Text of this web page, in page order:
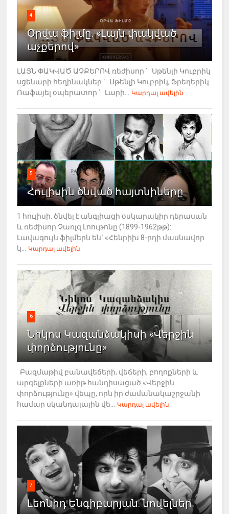
4
Օրվա ֆիլմը. «Լայն փակված
աչքերով»
ԼԱՅՆ ՓԱԿՎԱԾ ԱՉՔԵՐՈՎ ռեժիսոր ՝ Սթենլի Կուբրիկ
սցենարի հեղինակներ ՝ Սթենլի Կուբրիկ, Ֆրեդերիկ
Ռաֆայել օպերատոր ՝ Լարի...
Կարդալ ավելին
5
Հուլիսին ծնված հայտնիները
1 հուլիսի. ծնվել է անգլիացի օսկարակիր դերասան
և ռեժիսոր Չառլզ Լոութոնը (1899-1962թթ):
Լավագույն ֆիլմերն են` «Հենրիխ 8-րդի մասնավոր
կ...
Կարդալ ավելին
6
Նիկոս Կազանձակիսի «Վերջին
փորձությունը»
Բազմաթիվ բանավեճերի, վեճերի, բողոքների և
արգելքների առիթ հանդիսացած «Վերջին
փորձությունը» վեպը, որն իր ժամանակաշրջանի
համար սկանդալային վե...
Կարդալ ավելին
7
Լեոնիդ Ենգիբարյան. նովելներ